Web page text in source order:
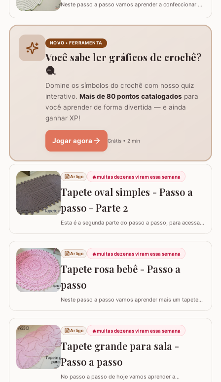
Neste passo a passo vamos aprender a confeccionar o
multicolor para contorno, flores e folhas. Se for utilizar
como trilho de mesa aconselho um fio…
NOVO • FERRAMENTA
Você sabe ler gráficos de crochê?
🧶
Domine os símbolos do crochê com nosso quiz
interativo. Mais de 80 pontos catalogados para
você aprender de forma divertida — e ainda
ganhar XP!
Jogar agora Grátis • 2 min
Artigo 🔥muitas dezenas viram essa semana
Tapete oval simples - Passo a
passo - Parte 2
Esta é a segunda parte do passo a passo, para acessar
simples - Parte 1 A lista de materiais é para fazer o
tapete completo. ATENÇÃO: Não autorizo PAP’s e
videoaulas, sujeito a processo por direitos autorais. Lei
nº 9.610. Você pode utilizar o…
Artigo 🔥muitas dezenas viram essa semana
Tapete rosa bebê - Passo a
passo
Neste passo a passo vamos aprender mais um tapete
croche.com.br - É o TAPETE ROSA BEBÊ,
confeccionado com o fio Barroco Maxcolor da Círculo
S/A. Como disse antes, esta é uma versão exclusiva
para o blog croche.com.br e não autorizo PAP’s e…
Artigo 🔥muitas dezenas viram essa semana
Tapete grande para sala -
Passo a passo
No passo a passo de hoje vamos aprender a